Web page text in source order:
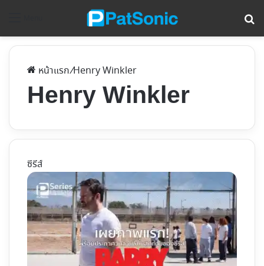
หน้าแรก/Henry Winkler
Henry Winkler
ซีรีส์